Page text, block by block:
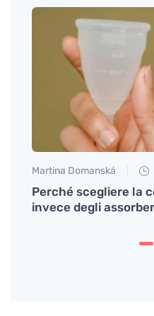
Martina Domanská
Perché scegliere la
invece degli